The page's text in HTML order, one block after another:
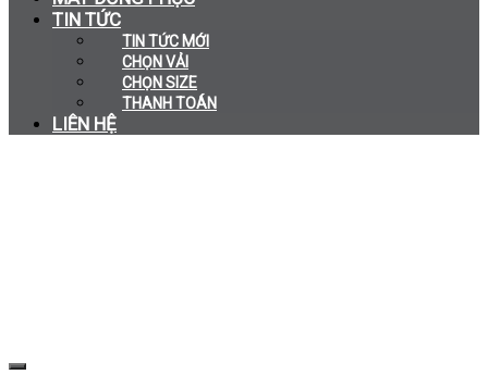
TIN TỨC
TIN TỨC MỚI
CHỌN VẢI
CHỌN SIZE
THANH TOÁN
LIÊN HỆ